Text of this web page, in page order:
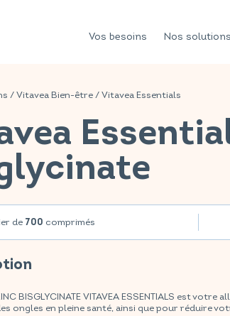
Vos besoins Nos solutions
/Vitavea Bien-être/Vitavea Essentials
de 700 comprimés
BISGLYCINATE VITAVEA ESSENTIALS est votre
ongles en pleine santé, ainsi que pour réduire